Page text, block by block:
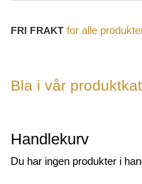
FRI FRAKT for alle
Bla i vår
Handlekurv
Du har ingen produkter i